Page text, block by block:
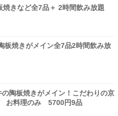
焼きなど全7品＋ 2時間飲み放題
板焼きがメイン全7品2時間飲み放
の陶板焼きがメイン！こだわりの京
お料理のみ 5700円9品